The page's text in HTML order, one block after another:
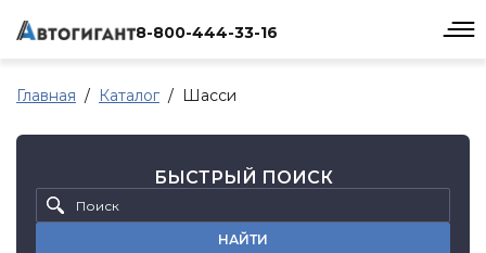
8-800-444-33-16
Главная Каталог Шасси
БЫСТРЫЙ ПОИСК
НАЙТИ